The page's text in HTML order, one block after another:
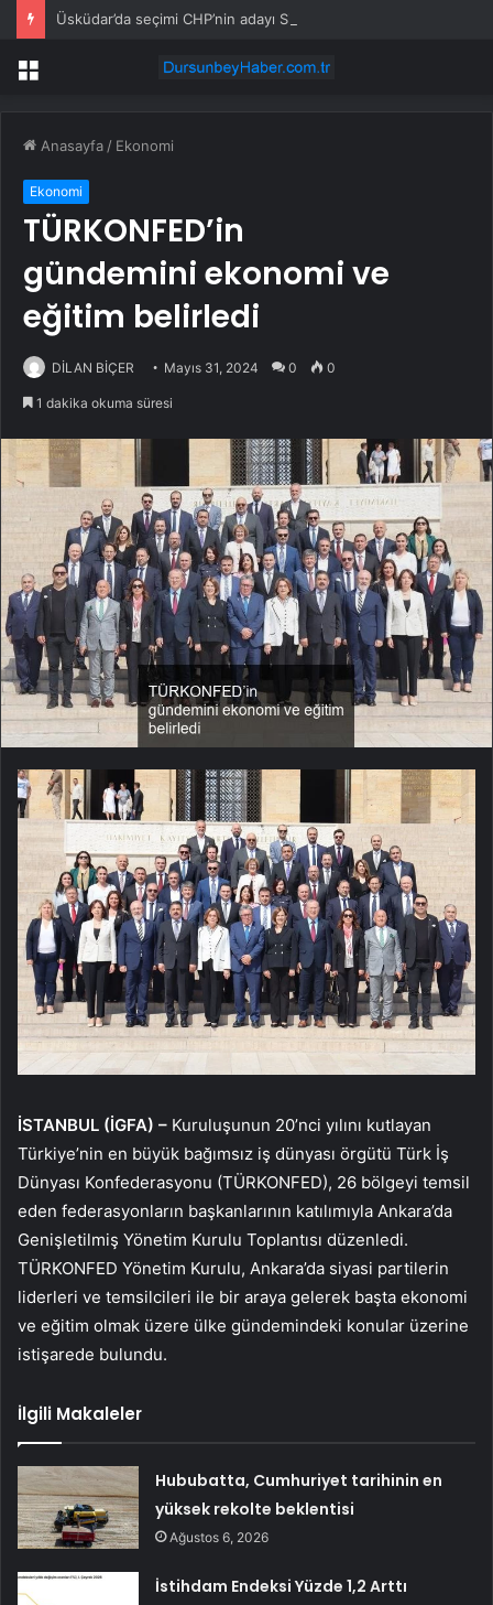
Menü
Anasayfa / Ekonomi
Ekonomi
TÜRKONFED’in
gündemini ekonomi ve
eğitim belirledi
DİLAN BİÇER Mayıs 31, 2024 0 0
1 dakika okuma süresi
İSTANBUL (İGFA) – Kuruluşunun 20’nci yılını kutlayan
Türkiye’nin en büyük bağımsız iş dünyası örgütü Türk İş
Dünyası Konfederasyonu (TÜRKONFED), 26 bölgeyi temsil
eden federasyonların başkanlarının katılımıyla Ankara’da
Genişletilmiş Yönetim Kurulu Toplantısı düzenledi.
TÜRKONFED Yönetim Kurulu, Ankara’da siyasi partilerin
liderleri ve temsilcileri ile bir araya gelerek başta ekonomi
ve eğitim olmak üzere ülke gündemindeki konular üzerine
istişarede bulundu.
İlgili Makaleler
Hububatta, Cumhuriyet tarihinin en
yüksek rekolte beklentisi
Ağustos 6, 2026
İstihdam Endeksi Yüzde 1,2 Arttı